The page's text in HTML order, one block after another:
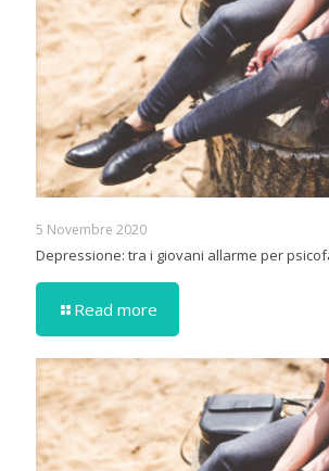
5 Novembre 2020
Depressione: tra i giovani allarme per
Read more